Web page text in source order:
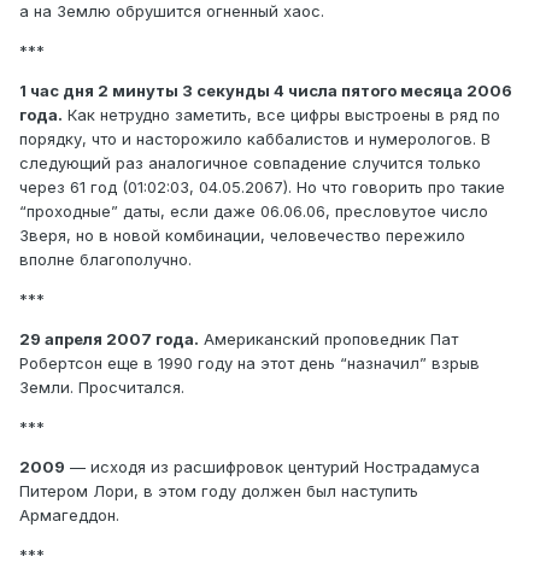
а на Землю обрушится огненный хаос.
***
1 час дня 2 минуты 3 секунды 4 числа пятого месяца 2006
года. Как нетрудно заметить, все цифры выстроены в ряд по
порядку, что и насторожило каббалистов и нумерологов. В
следующий раз аналогичное совпадение случится только
через 61 год (01:02:03, 04.05.2067). Но что говорить про такие
“проходные” даты, если даже 06.06.06, пресловутое число
Зверя, но в новой комбинации, человечество пережило
вполне благополучно.
***
29 апреля 2007 года. Американский проповедник Пат
Робертсон еще в 1990 году на этот день “назначил” взрыв
Земли. Просчитался.
***
2009 — исходя из расшифровок центурий Нострадамуса
Питером Лори, в этом году должен был наступить
Армагеддон.
***